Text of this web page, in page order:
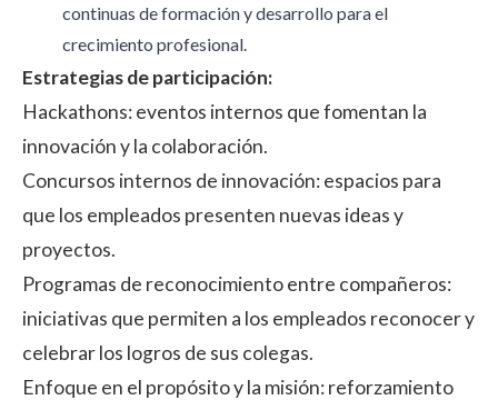
continuas de formación y desarrollo para el
crecimiento profesional.
Estrategias de participación:
Hackathons: eventos internos que fomentan la
innovación y la colaboración.
Concursos internos de innovación: espacios para
que los empleados presenten nuevas ideas y
proyectos.
Programas de reconocimiento entre compañeros:
iniciativas que permiten a los empleados reconocer y
celebrar los logros de sus colegas.
Enfoque en el propósito y la misión: reforzamiento